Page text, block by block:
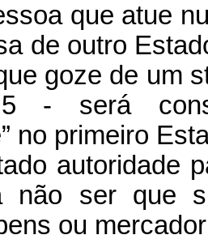
que atue
de outro
goze de um
- será
no primeiro
autoridade
não ser que
ou